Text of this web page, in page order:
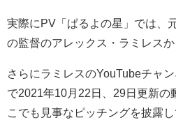
実際に PV「ぱるよの星」では、
の監督のアレックス・ラミレスか
さらにラミレスのYouTubeチャ
で2021年10月22日、29日更新の
こでも見事なピッチングを披露し